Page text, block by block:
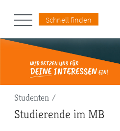
Schnell finden
Pfadnavigation
Studenten
Studierende im MB